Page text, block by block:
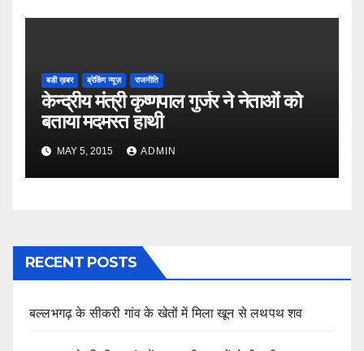
बडी ख़बर ब्रेकिंग न्यूज़ राजनीति
केन्द्रीय मंत्री कृष्णपाल गुर्जर ने नेताओं को
बताया मदमस्त हाथी
MAY 5, 2015 ADMIN
RECENT POSTS
बल्लभगढ़ के सीकरी गांव के खेतों में मिला खून से लथपथ शव